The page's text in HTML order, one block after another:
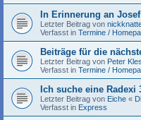
In Erinnerung an
Letzter Beitrag von
Verfasst in Termine /
Beiträge für die
Letzter Beitrag von Peter
Verfasst in Termine /
Ich suche eine Radexi
Letzter Beitrag von Eiche «
Verfasst in Express